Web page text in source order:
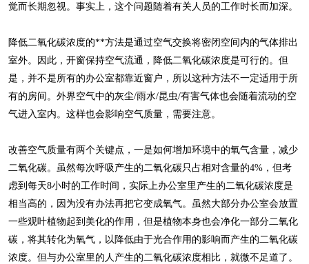
觉而长期忽视。事实上，这个问题随着有关人员的工作时长而加深。
降低二氧化碳浓度的**方法是通过空气交换将密闭空间内的气体排出
室外。因此，开窗保持空气流通，降低二氧化碳浓度是可行的。但
是，并不是所有的办公室都靠近窗户，所以这种方法不一定适用于所
有的房间。外界空气中的灰尘/雨水/昆虫/有害气体也会随着流动的空
气进入室内。这样也会影响空气质量，需要注意。
改善空气质量有两个关键点，一是如何增加环境中的氧气含量，减少
二氧化碳。虽然每次呼吸产生的二氧化碳只占相对含量的4%，但考
虑到每天8小时的工作时间，实际上办公室里产生的二氧化碳浓度是
相当高的，因为没有办法再把它变成氧气。虽然大部分办公室会放置
一些观叶植物起到美化的作用，但是植物本身也会净化一部分二氧化
碳，将其转化为氧气，以降低由于光合作用的影响而产生的二氧化碳
浓度。但与办公室里的人产生的二氧化碳浓度相比，就微不足道了。